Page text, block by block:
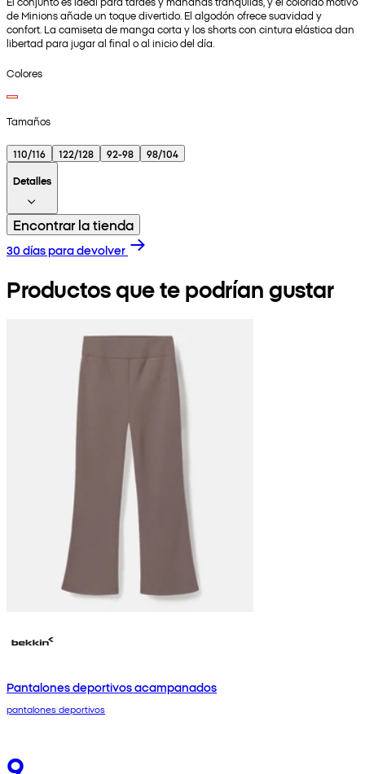
de Minions añade un toque divertido. El algodón ofrece suavidad y
confort. La camiseta de manga corta y los shorts con cintura elástica dan
libertad para jugar al final o al inicio del día.
Colores
Tamaños
110/116 122/128 92-98
98/104
Detalles
Encontrar la tienda
30 días para devolver
Productos que te podrían gustar
Pantalones deportivos acampanados
pantalones deportivos